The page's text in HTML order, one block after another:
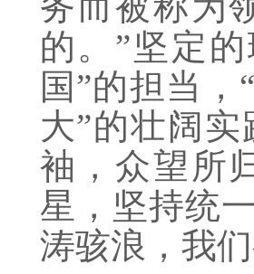
的。”坚定
国”的担当
大”的壮阔
袖，众望所
星，坚持统
涛骇浪，我